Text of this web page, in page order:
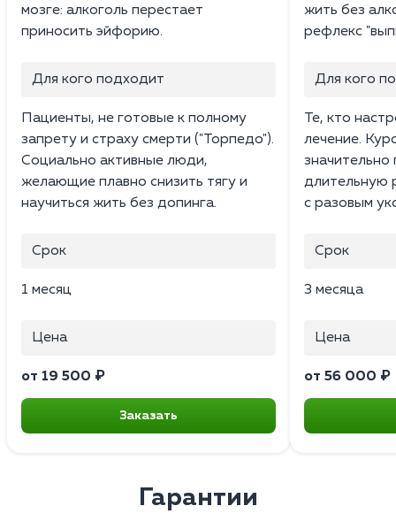
мозге: алкоголь перестает
приносить эйфорию.
Для кого подходит
Пациенты, не готовые к полному
запрету и страху смерти ("Торпедо").
Социально активные люди,
желающие плавно снизить тягу и
научиться жить без допинга.
Срок
1 месяц
Цена
от 19 500 ₽
Заказать
жить без
рефлекс
Для кого
Те, кто
лечение.
длительную
с разовым
Срок
3 месяца
Цена
от 56 000 ₽
Гарантии